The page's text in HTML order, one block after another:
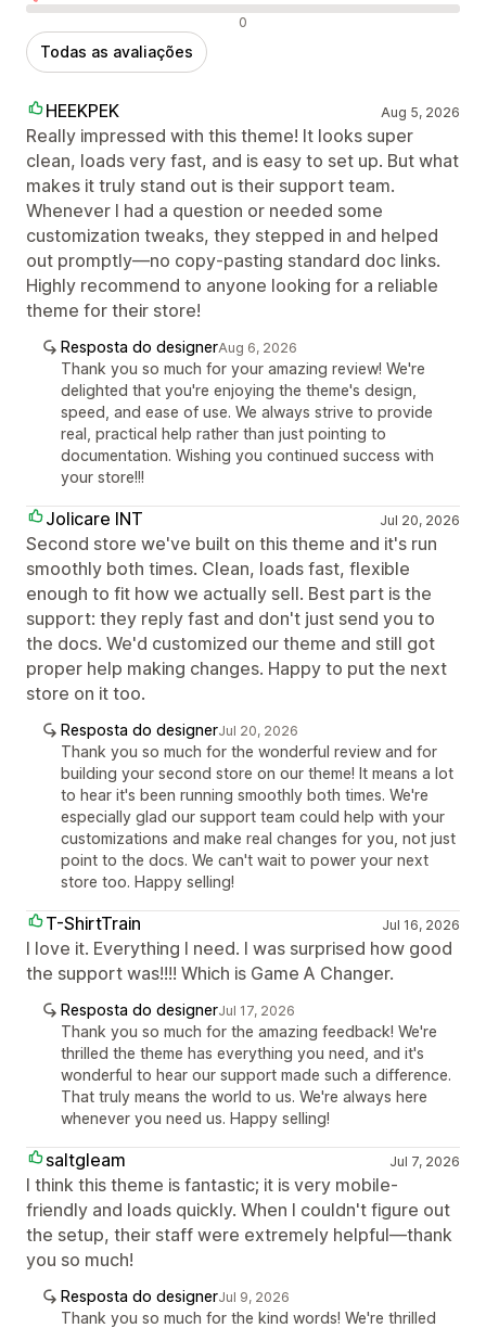
Avaliações negativas 0
Todas as avaliações
HEEKPEK Aug 5, 2026
Really impressed with this theme! It looks super
clean, loads very fast, and is easy to set up. But what
makes it truly stand out is their support team.
Whenever I had a question or needed some
customization tweaks, they stepped in and helped
out promptly—no copy-pasting standard doc links.
Highly recommend to anyone looking for a reliable
theme for their store!
Resposta do designerAug 6, 2026
Thank you so much for your amazing review! We're
delighted that you're enjoying the theme's design,
speed, and ease of use. We always strive to provide
real, practical help rather than just pointing to
documentation. Wishing you continued success with
your store!!!
Jolicare INT Jul 20, 2026
Second store we've built on this theme and it's run
smoothly both times. Clean, loads fast, flexible
enough to fit how we actually sell. Best part is the
support: they reply fast and don't just send you to
the docs. We'd customized our theme and still got
proper help making changes. Happy to put the next
store on it too.
Resposta do designerJul 20, 2026
Thank you so much for the wonderful review and for
building your second store on our theme! It means a lot
to hear it's been running smoothly both times. We're
especially glad our support team could help with your
customizations and make real changes for you, not just
point to the docs. We can't wait to power your next
store too. Happy selling!
T-ShirtTrain Jul 16, 2026
I love it. Everything I need. I was surprised how good
the support was!!!! Which is Game A Changer.
Resposta do designerJul 17, 2026
Thank you so much for the amazing feedback! We're
thrilled the theme has everything you need, and it's
wonderful to hear our support made such a difference.
That truly means the world to us. We're always here
whenever you need us. Happy selling!
saltgleam Jul 7, 2026
I think this theme is fantastic; it is very mobile-
friendly and loads quickly. When I couldn't figure out
the setup, their staff were extremely helpful—thank
you so much!
Resposta do designerJul 9, 2026
Thank you so much for the kind words! We're thrilled